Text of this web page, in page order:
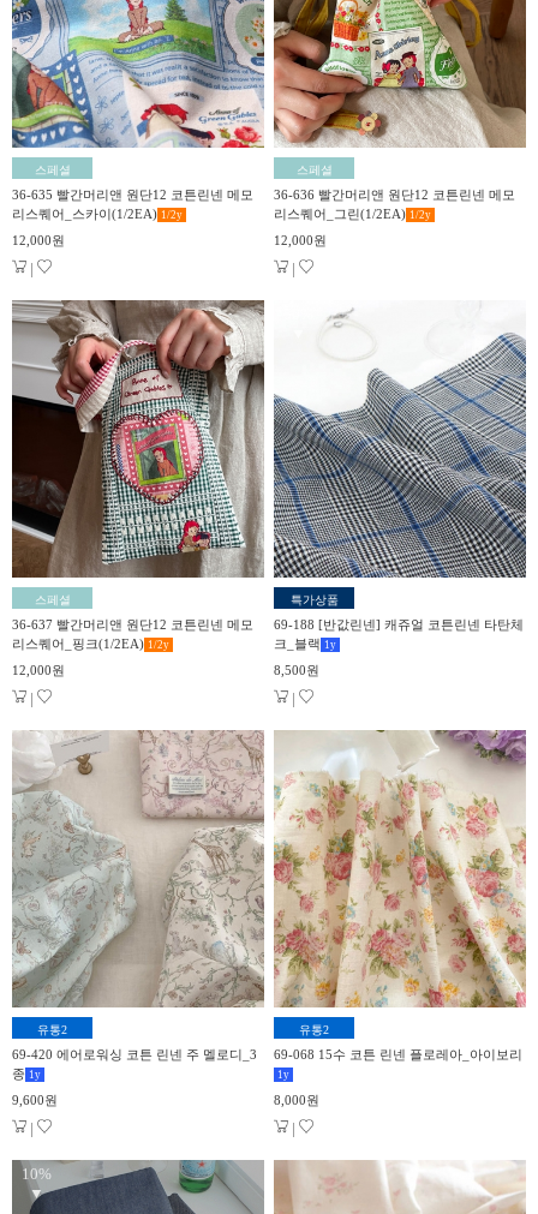
스페셜
36-635 빨간머리앤 원단12 코튼린넨 메모
리스퀘어_스카이(1/2EA) 1/2y
12,000원
|
스페셜
36-636 빨간머리앤 원단12 코튼린넨 메모
리스퀘어_그린(1/2EA) 1/2y
12,000원
|
스페셜
36-637 빨간머리앤 원단12 코튼린넨 메모
리스퀘어_핑크(1/2EA) 1/2y
12,000원
|
특가상품
69-188 [반값린넨] 캐쥬얼 코튼린넨 타탄체
크_블랙 1 y
8,500원
|
유통2
69-420 에어로워싱 코튼 린넨 주 멜로디_3
종 1 y
9,600원
|
유통2
69-068 15수 코튼 린넨 플로레아_아이보리
1 y
8,000원
|
10%
▼